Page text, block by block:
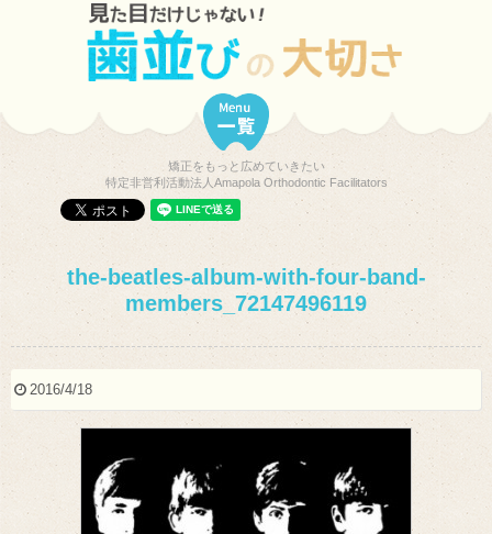
矯正をもっと広めていきたい
特定非営利活動法人Amapola Orthodontic Facilitators
the-beatles-album-with-four-band-
members_72147496119
2016/4/18